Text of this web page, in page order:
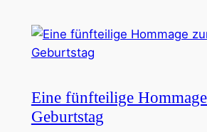
Eine fünfteilige
Geburtstag